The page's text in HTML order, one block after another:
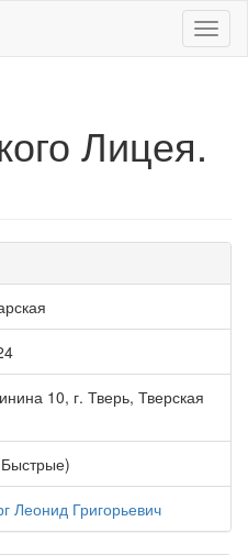
Лицея.
10, г. Тверь, Тверская
Леонид Григорьевич